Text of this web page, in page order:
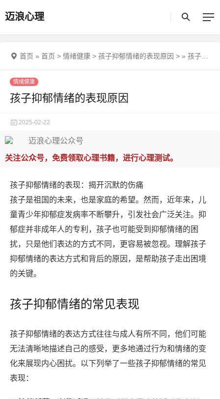
迈浪心理
首页 » 首页 > 情绪健康 > 孩子抑郁情绪的表现原因 > » 孩子抑郁情绪的表现原因
情绪健康
孩子抑郁情绪的表现原因
2025-02-22
关注公众号，免费领取心理书籍，进行心理测试。
孩子抑郁情绪的表现：揭开沉默的伤痛
孩子是祖国的未来，也是家庭的希望。然而，近年来，儿
童青少年抑郁症发病率不断攀升，引发社会广泛关注。抑
郁症并非成年人的专利，孩子也可能受到抑郁情绪的困
扰，只是他们表达的方式不同，更容易被忽视。理解孩子
抑郁情绪的表达方式和背后的原因，是帮助孩子走出困境
的关键。
孩子抑郁情绪的常见表现
孩子抑郁情绪的表达方式往往与成人有所不同，他们可能
无法清晰地描述自己的感受，更多地通过行为和情绪的变
化来展现内心困扰。以下列举了一些孩子抑郁情绪的常见
表现：